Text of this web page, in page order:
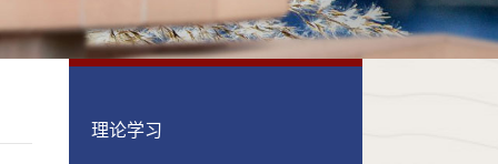
理论学习